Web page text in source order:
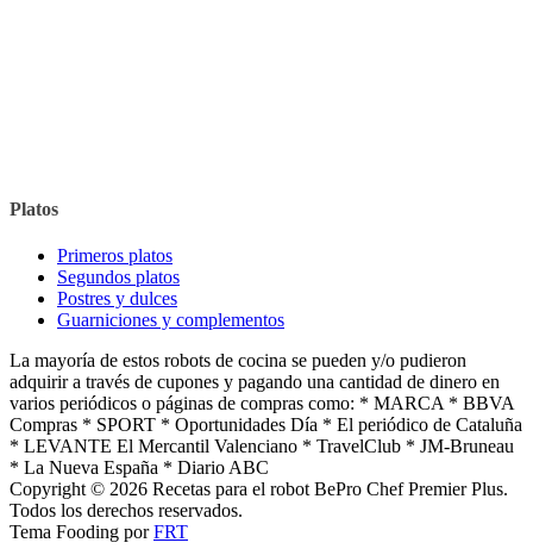
Platos
Primeros platos
Segundos platos
Postres y dulces
Guarniciones y complementos
La mayoría de estos robots de cocina se pueden y/o pudieron
adquirir a través de cupones y pagando una cantidad de dinero en
varios periódicos o páginas de compras como: * MARCA * BBVA
Compras * SPORT * Oportunidades Día * El periódico de Cataluña
* LEVANTE El Mercantil Valenciano * TravelClub * JM-Bruneau
* La Nueva España * Diario ABC
Copyright © 2026 Recetas para el robot BePro Chef Premier Plus.
Todos los derechos reservados.
Tema Fooding porFRT